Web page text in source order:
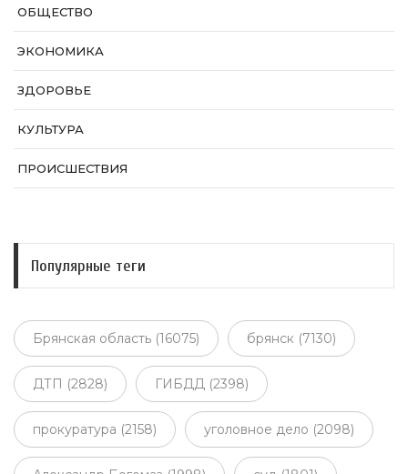
ОБЩЕСТВО
ЭКОНОМИКА
ЗДОРОВЬЕ
КУЛЬТУРА
ПРОИСШЕСТВИЯ
Популярные теги
Брянская область (16075) брянск (7130)
ДТП (2828) ГИБДД (2398)
прокуратура (2158) уголовное дело (2098)